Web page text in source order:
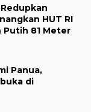
HUT RI
Putih 81 Meter
Panua,
di